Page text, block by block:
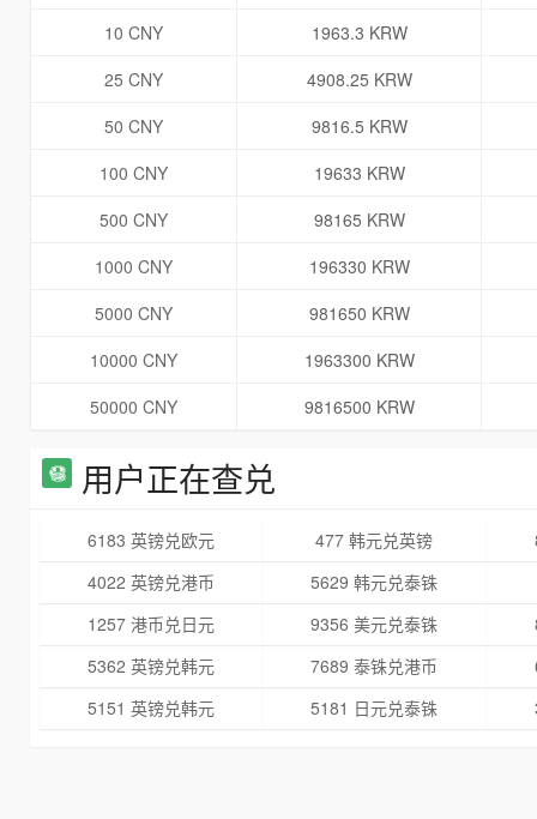
10 CNY
1963.3 KRW
25 CNY
4908.25 KRW
50 CNY
9816.5 KRW
100 CNY
19633 KRW
500 CNY
98165 KRW
1000 CNY
196330 KRW
5000 CNY
981650 KRW
10000 CNY
1963300 KRW
50000 CNY
9816500 KRW
用户正在查兑
6183 英镑兑欧元 477 韩元兑英镑
4022 英镑兑港币
5629 韩元兑泰铢
1257 港币兑日元
9356 美元兑泰铢
5362 英镑兑韩元
7689 泰铢兑港币
5151 英镑兑韩元
5181 日元兑泰铢